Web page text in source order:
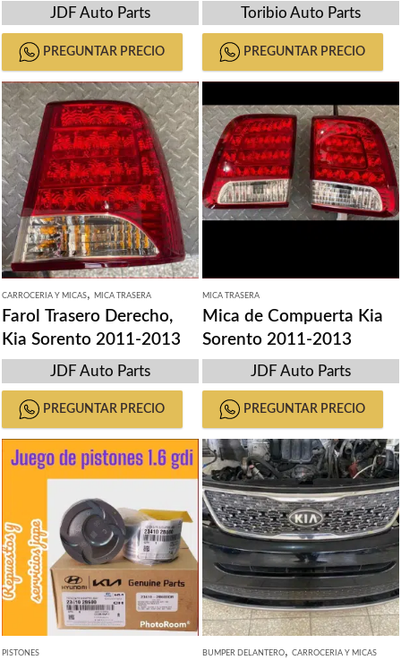
JDF Auto Parts
PREGUNTAR PRECIO
Toribio Auto Parts
PREGUNTAR PRECIO
CARROCERIA Y MICAS, MICA TRASERA
Farol Trasero Derecho,
Kia Sorento 2011-2013
JDF Auto Parts
PREGUNTAR PRECIO
MICA TRASERA
Mica de Compuerta Kia
Sorento 2011-2013
JDF Auto Parts
PREGUNTAR PRECIO
PISTONES BUMPER DELANTERO, CARROCERIA Y MICAS